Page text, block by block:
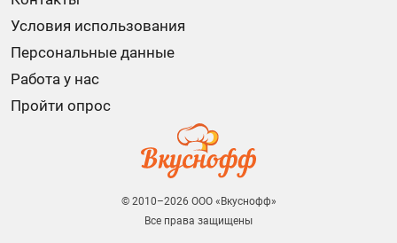
Условия использования
Персональные данные
Работа у нас
Пройти опрос
© 2010–2026 ООО «Вкуснофф»
Все права защищены